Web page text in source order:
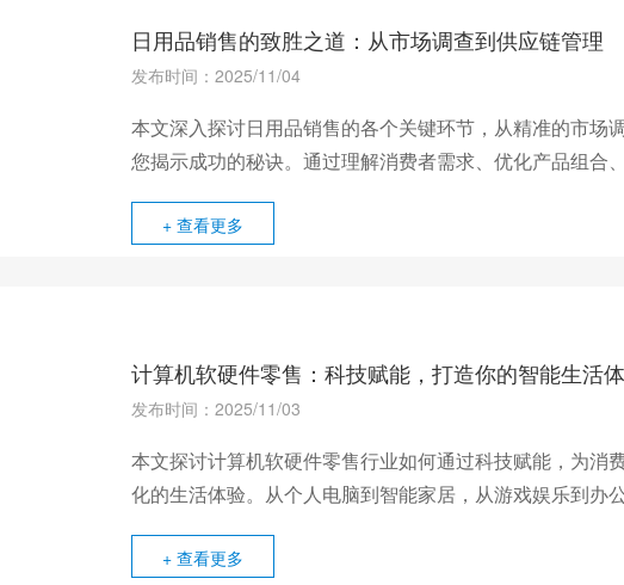
日用品销售的致胜之道：从市场调查到供应链管理
发布时间：2025/11/04
本文深入探讨日用品销售的各个关键环节，从精准的市场
您揭示成功的秘诀。通过理解消费者需求、优化产品组合
+ 查看更多
计算机软硬件零售：科技赋能，打造你的智能生活
发布时间：2025/11/03
本文探讨计算机软硬件零售行业如何通过科技赋能，为消
化的生活体验。从个人电脑到智能家居，从游戏娱乐到办
+ 查看更多